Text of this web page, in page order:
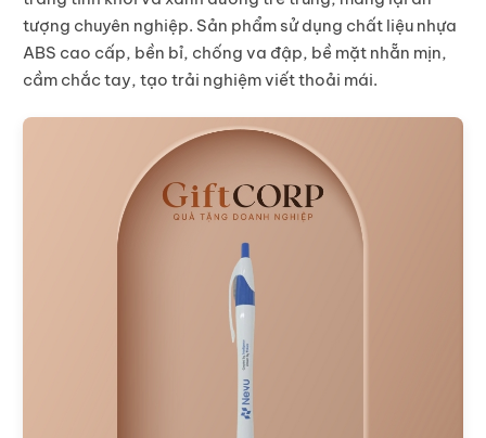
tượng chuyên nghiệp. Sản phẩm sử dụng chất liệu nhựa
ABS cao cấp, bền bỉ, chống va đập, bề mặt nhẵn mịn,
cầm chắc tay, tạo trải nghiệm viết thoải mái.